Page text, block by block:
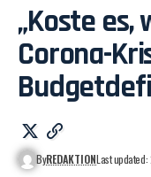
„Koste es,
Corona-
ByREDAKTIONLast